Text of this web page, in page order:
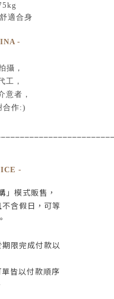
適合身
-
攝 ，
工 ，
意者，
合作:)
-
」模式販售，
不含假日 ， 可等
。
限完成付款以
皆以付款順序